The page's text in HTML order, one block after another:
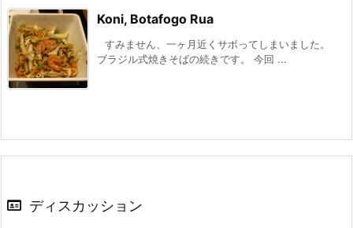
Koni, Botafogo Rua
すみません、一ヶ月近くサボってしまいました。
ブラジル式焼きそばの続きです。 今回 ...
ディスカッション